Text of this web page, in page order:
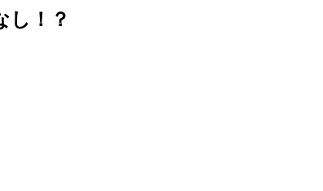
し！？